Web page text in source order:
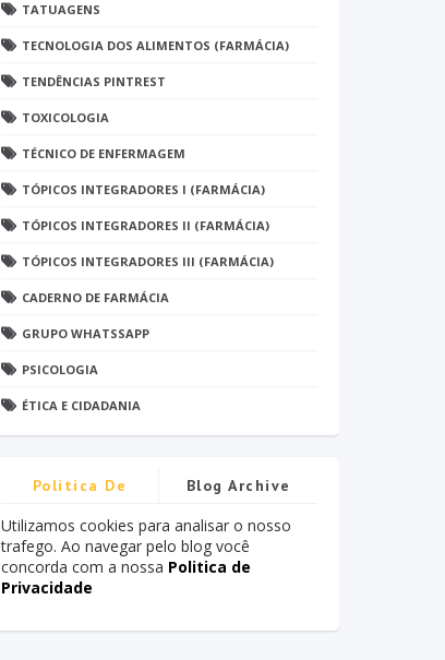
TATUAGENS
TECNOLOGIA DOS ALIMENTOS (FARMÁCIA)
TENDÊNCIAS PINTREST
TOXICOLOGIA
TÉCNICO DE ENFERMAGEM
TÓPICOS INTEGRADORES I (FARMÁCIA)
TÓPICOS INTEGRADORES II (FARMÁCIA)
TÓPICOS INTEGRADORES III (FARMÁCIA)
CADERNO DE FARMÁCIA
GRUPO WHATSSAPP
PSICOLOGIA
ÉTICA E CIDADANIA
Politica De
Privacidade
Blog Archive
Utilizamos cookies para analisar o nosso
trafego. Ao navegar pelo blog você
concorda com a nossa Politica de
Privacidade